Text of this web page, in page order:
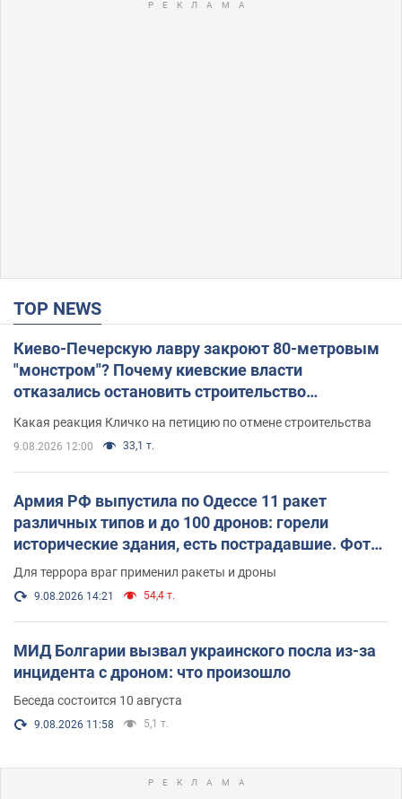
TOP NEWS
Киево-Печерскую лавру закроют 80-метровым
"монстром"? Почему киевские власти
отказались остановить строительство
Какая реакция Кличко на петицию по отмене строительства
9.08.2026 12:00 33,1 т.
Армия РФ выпустила по Одессе 11 ракет
различных типов и до 100 дронов: горели
исторические здания, есть пострадавшие. Фото
и видео
Для террора враг применил ракеты и дроны
9.08.2026 14:21 54,4 т.
МИД Болгарии вызвал украинского посла из-за
инцидента с дроном: что произошло
Беседа состоится 10 августа
9.08.2026 11:58 5,1 т.